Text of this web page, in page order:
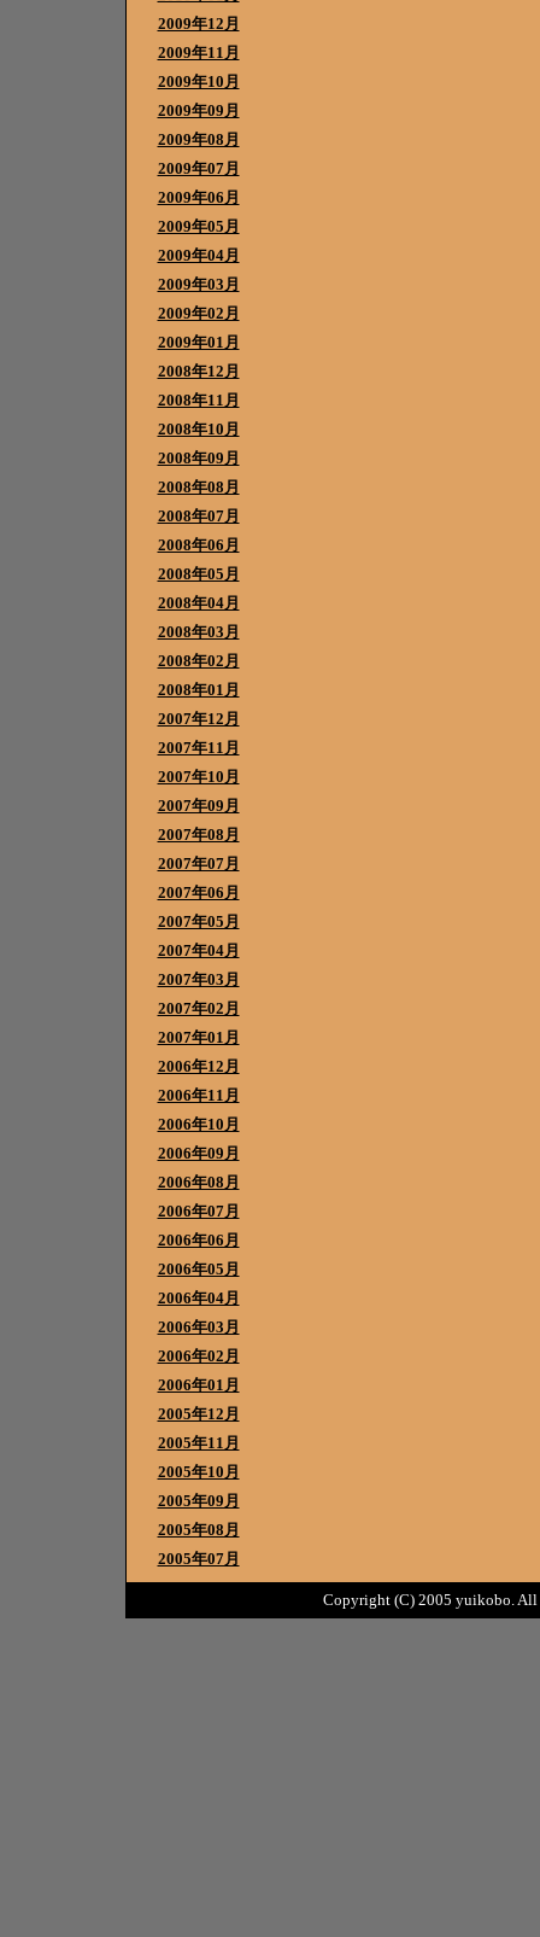
2009年12月
2009年11月
2009年10月
2009年09月
2009年08月
2009年07月
2009年06月
2009年05月
2009年04月
2009年03月
2009年02月
2009年01月
2008年12月
2008年11月
2008年10月
2008年09月
2008年08月
2008年07月
2008年06月
2008年05月
2008年04月
2008年03月
2008年02月
2008年01月
2007年12月
2007年11月
2007年10月
2007年09月
2007年08月
2007年07月
2007年06月
2007年05月
2007年04月
2007年03月
2007年02月
2007年01月
2006年12月
2006年11月
2006年10月
2006年09月
2006年08月
2006年07月
2006年06月
2006年05月
2006年04月
2006年03月
2006年02月
2006年01月
2005年12月
2005年11月
2005年10月
2005年09月
2005年08月
2005年07月
Copyright (C) 2005 yuikobo. All